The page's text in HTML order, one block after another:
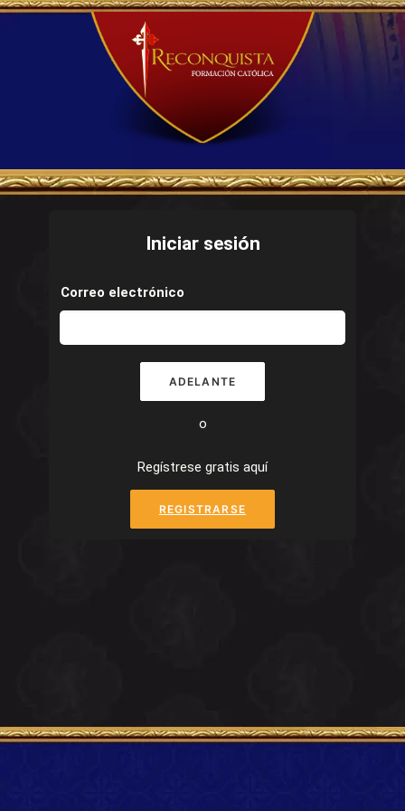
Iniciar sesión
Correo electrónico
ADELANTE
o
Regístrese gratis aquí
REGISTRARSE